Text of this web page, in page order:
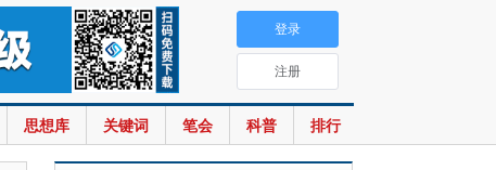
思想库 关键词 笔会 科普 排行
登录
注册